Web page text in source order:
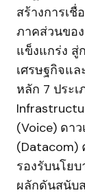
สร้างการเ
ภาคส่วนขอ
แข็งแกร่ง สู่
เศรษฐกิจแ
หลัก 7 ประ
(Voice) ดา
(Datacom)
รองรับนโย
ผลักดันสนับ